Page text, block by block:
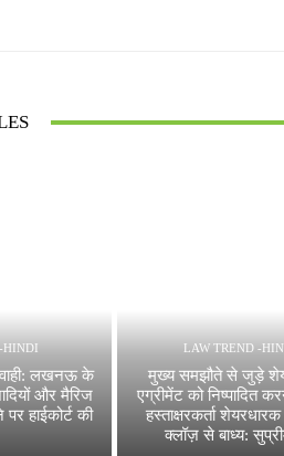
HINDI
लखनऊ के
और मैरिज
हाईकोर्ट की
LAW TREND -
मुख्य समझौते से जुड़े
एग्रीमेंट को निष्पादित
हस्ताक्षरकर्ता
क्लॉज़ से बाध्य: